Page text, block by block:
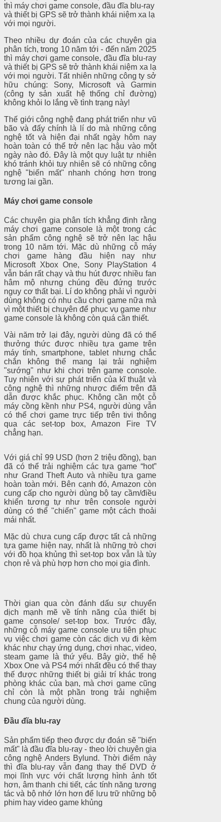
thì máy chơi game console, đầu đĩa blu-ray
và thiết bị GPS sẽ trở thành khái niệm xa lạ
với mọi người.
Theo nhiều dự đoán của các chuyên gia
phân tích, trong 10 năm tới - đến năm 2025
thì máy chơi game console, đầu đĩa blu-ray
và thiết bị GPS sẽ trở thành khái niệm xa lạ
với mọi người. Tất nhiên những công ty sở
hữu chúng: Sony, Microsoft và Garmin
(công ty sản xuất hệ thống chỉ đường)
không khỏi lo lắng về tình trạng này!
Thế giới công nghệ đang phát triển như vũ
bão và đấy chính là lí do mà những công
nghệ tốt và hiện đại nhất ngày hôm nay
hoàn toàn có thể trở nên lạc hậu vào một
ngày nào đó. Đây là một quy luật tự nhiên
khó tránh khỏi tuy nhiên sẽ có những công
nghệ "biến mất" nhanh chóng hơn trong
tương lai gần.
Máy chơi game console
Các chuyên gia phân tích khẳng định rằng
máy chơi game console là một trong các
sản phẩm công nghệ sẽ trở nên lạc hậu
trong 10 năm tới. Mặc dù những cỗ máy
chơi game hàng đầu hiện nay như
Microsoft Xbox One, Sony PlayStation 4
vẫn bán rất chạy và thu hút được nhiều fan
hâm mộ nhưng chúng đều đứng trước
nguy cơ thất bại. Lí do không phải vì người
dùng không có nhu cầu chơi game nữa mà
vì một thiết bị chuyên để phục vụ game như
game console là không còn quá cần thiết.
Vài năm trở lại đây, người dùng đã có thể
thưởng thức được nhiều tựa game trên
máy tính, smartphone, tablet nhưng chắc
chắn không thể mang lại trải nghiệm
"sướng" như khi chơi trên game console.
Tuy nhiên với sự phát triển của kĩ thuật và
công nghệ thì những nhược điểm trên đã
dẫn được khắc phục. Không cần một cỗ
máy cồng kềnh như PS4, người dùng vẫn
có thể chơi game trực tiếp trên tivi thông
qua các set-top box, Amazon Fire TV
chẳng hạn.
Với giá chỉ 99 USD (hơn 2 triệu đồng), bạn
đã có thể trải nghiệm các tựa game “hot”
như Grand Theft Auto và nhiều tựa game
hoàn toàn mới. Bên cạnh đó, Amazon còn
cung cấp cho người dùng bộ tay cầm/điều
khiển tương tự như trên console người
dùng có thể "chiến" game một cách thoải
mái nhất.
Mặc dù chưa cung cấp được tất cả những
tựa game hiện nay, nhất là những trò chơi
với đồ họa khủng thì set-top box vẫn là tùy
chọn rẻ và phù hợp hơn cho mọi gia đình.
Thời gian qua còn đánh dấu sự chuyển
dịch mạnh mẽ về tính năng của thiết bị
game console/ set-top box. Trước đây,
những cỗ máy game console ưu tiên phục
vụ việc chơi game còn các dịch vụ đi kèm
khác như chạy ứng dụng, chơi nhạc, video,
steam game là thứ yếu. Bây giờ, thế hệ
Xbox One và PS4 mới nhất đều có thể thay
thế được những thiết bị giải trí khác trong
phòng khác của bạn, mà chơi game cũng
chỉ còn là một phần trong trải nghiệm
chung của người dùng.
Đầu đĩa blu-ray
Sản phẩm tiếp theo được dự đoán sẽ "biến
mất" là đầu đĩa blu-ray - theo lời chuyên gia
công nghệ Anders Bylund. Thời điểm này
thì đĩa blu-ray vẫn đang thay thế DVD ở
mọi lĩnh vực với chất lượng hình ảnh tốt
hơn, âm thanh chi tiết, các tính năng tương
tác và bộ nhớ lớn hơn để lưu trữ những bộ
phim hay video game khủng